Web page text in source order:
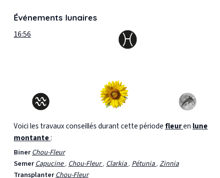
Événements lunaires
16:56
Voici les travaux conseillés durant cette période fleuren lune
montante:
BinerChou-Fleur
SemerCapucine,Chou-Fleur,Clarkia,Pétunia,Zinnia
TransplanterChou-Fleur